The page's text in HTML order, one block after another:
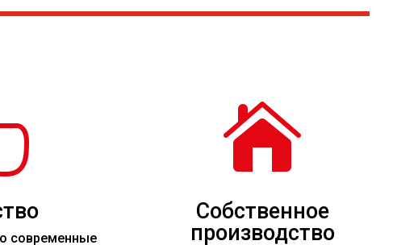
современные

Собственное
производство